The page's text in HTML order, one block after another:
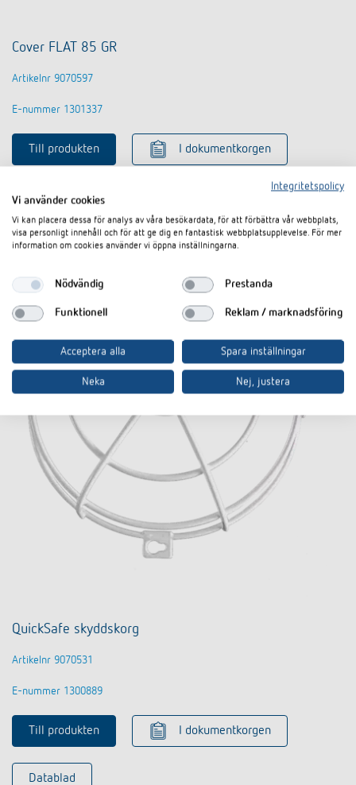
Cover FLAT 85 GR
Artikelnr 9070597
E-nummer 1301337
Till produkten I dokumentkorgen
Datablad
QuickSafe skyddskorg
Artikelnr 9070531
E-nummer 1300889
Till produkten I dokumentkorgen
Datablad
Integritetspolicy
Vi använder cookies
Vi kan placera dessa för analys av våra besökardata, för att förbättra vår webbplats,
visa personligt innehåll och för att ge dig en fantastisk webbplatsupplevelse. För mer
information om cookies använder vi öppna inställningarna.
Nödvändig Prestanda
Funktionell Reklam / marknadsföring
Acceptera alla Spara inställningar
Neka Nej, justera